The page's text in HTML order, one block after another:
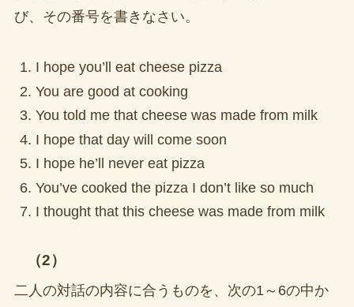
び、その番号を書きなさい。
I hope you’ll eat cheese pizza
You are good at cooking
You told me that cheese was made from milk
I hope that day will come soon
I hope he’ll never eat pizza
You’ve cooked the pizza I don’t like so much
I thought that this cheese was made from milk
（2）
二人の対話の内容に合うものを、次の1～6の中か